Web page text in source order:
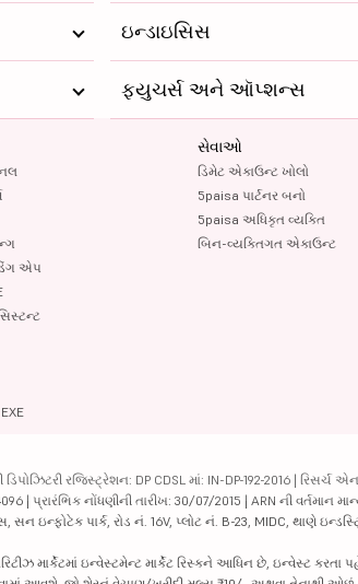
ઇન્ડાઇસિસ
એપ
સેવાઓ
ડિમેટ એકાઉન્ટ ખોલો
5paisa પાર્ટનર બનો
5paisa અધિકૃત વ્યક્તિ
બિન-વ્યક્તિગત એકાઉન્ટ
ફ્યુચર્સ અને ઑપ્શન્સ
રજિસ્ટ્રેશન: DP CDSL માં: IN-DP-192-2016 | રિસર્ચ
પ્રારંભિક નોંધણીની તારીખ: 30/07/2015 | ARN ની વર્તમાન
ઇન્ફોટેક પાર્ક, રોડ નં. 16V, પ્લોટ નં. B-23, MIDC, થાણે
માર્કેટમાં ઇન્વેસ્ટમેન્ટ માર્કેટ રિસ્કને આધિન છે, ઇન્વેસ્ટ કરતા